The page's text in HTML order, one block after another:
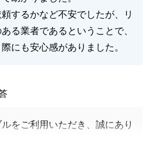
するかなど不安でしたが、リ
る業者であるということで、
にも安心感がありました。
をご利用いただき、誠にあり